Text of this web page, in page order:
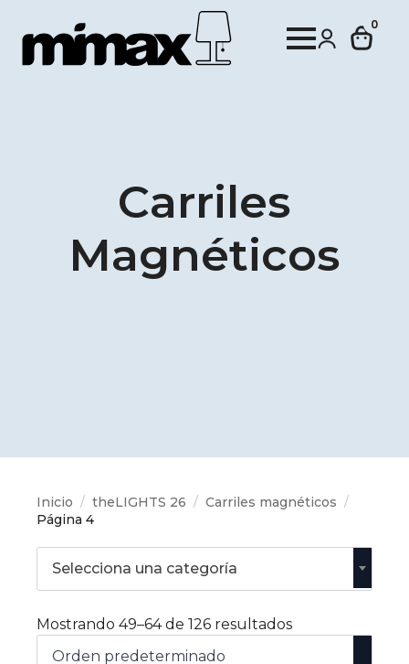
0
Carriles
Magnéticos
Inicio theLIGHTS 26
Carriles magnéticos
Página 4
Selecciona una categoría
Mostrando 49–64 de 126 resultados